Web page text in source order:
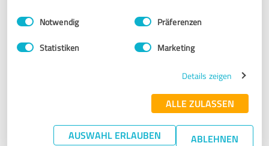
Impressum Datenschutzbestimmungen
Einwilligungsauswahl
Notwendig Präferenzen
Statistiken Marketing
Details zeigen
ALLE ZULASSEN
AUSWAHL ERLAUBEN ABLEHNEN
wirklich präsent, authentisch und sehr erfahren, all das zu
einem sehr fairen Preismodell. Meine wärmste
Empfehlung!
25.11.2024 Anonym